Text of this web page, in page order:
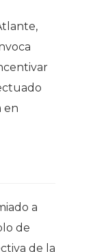
en
a
de
de la